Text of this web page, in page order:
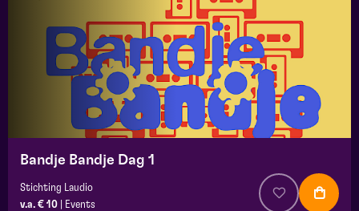
Bandje Bandje Dag 1
Stichting Laudio
v.a. € 10
Events